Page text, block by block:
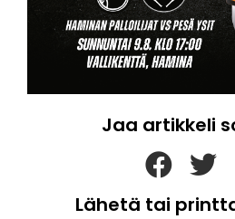
Jaa artikkeli
Lähetä tai